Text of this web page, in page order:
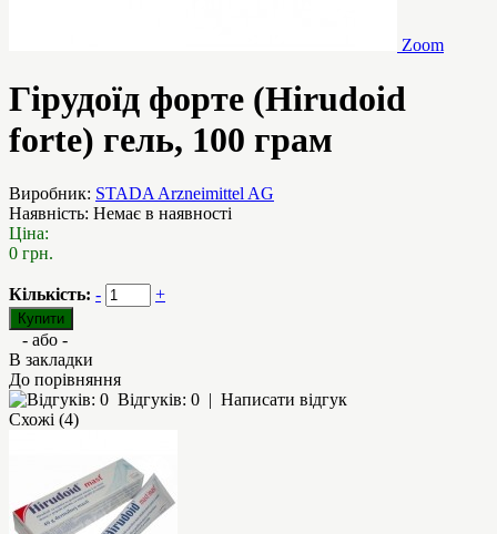
Zoom
Гірудоїд форте (Hirudoid
forte) гель, 100 грам
Виробник: STADA Arzneimittel AG
Наявність: Немає в наявності
Ціна:
0 грн.
Кількість: - +
- або -
В закладки
До порівняння
Відгуків: 0 | Написати відгук
Схожі (4)